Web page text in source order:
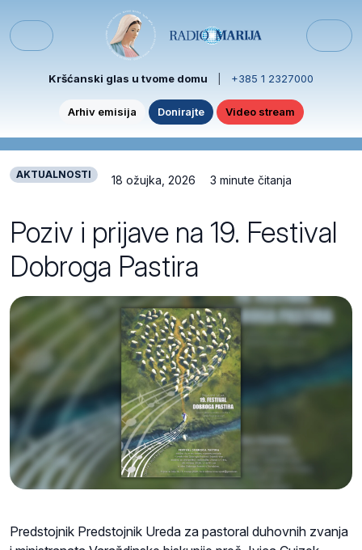
Menu
Kršćanski glas u tvome domu +385 1 2327000
Arhiv emisija Donirajte Video stream
AKTUALNOSTI 18 ožujka, 2026 3 minute čitanja
Poziv i prijave na 19. Festival
Dobroga Pastira
Predstojnik Predstojnik Ureda za pastoral duhovnih zvanja